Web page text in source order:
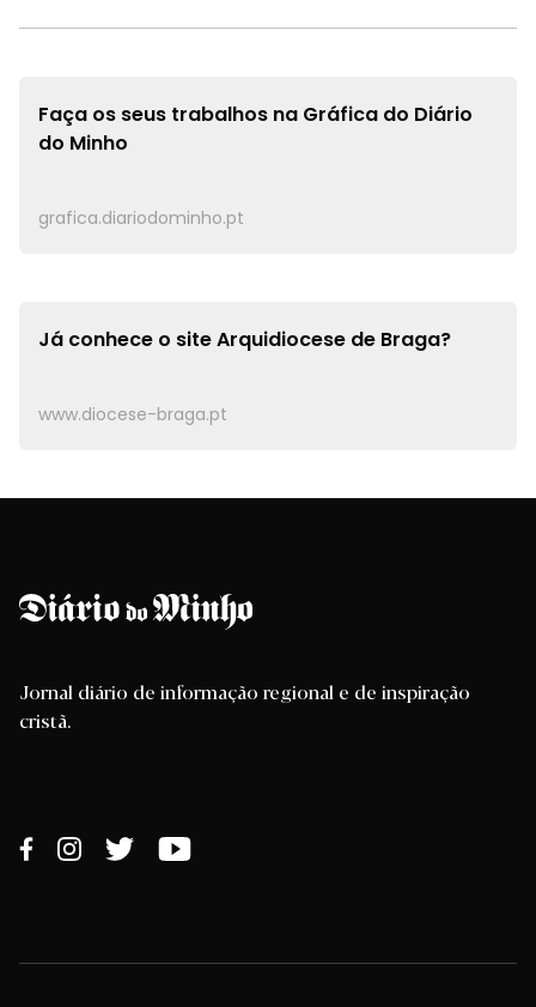
Faça os seus trabalhos na Gráfica do Diário
do Minho
grafica.diariodominho.pt
Já conhece o siteArquidiocese de Braga?
www.diocese-braga.pt
Jornal diário de informação regional e de inspiração
cristã.